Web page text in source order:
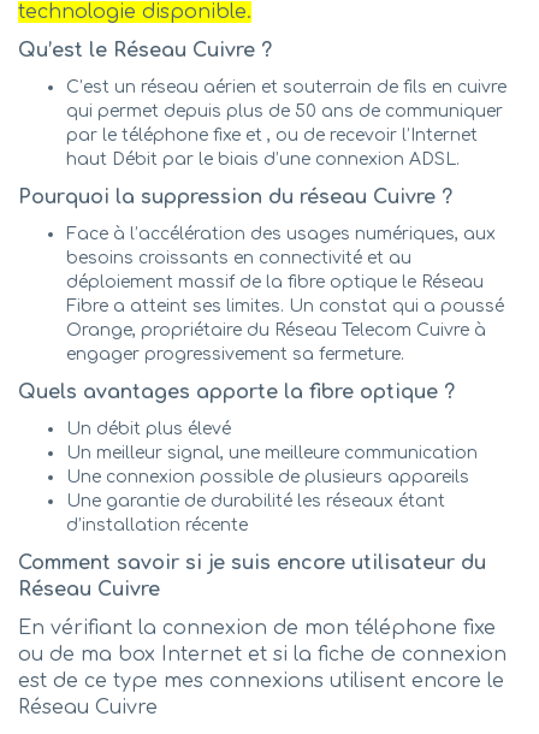
technologie disponible.
Qu’est le Réseau Cuivre ?
C’est un réseau aérien et souterrain de fils en cuivre
qui permet depuis plus de 50 ans de communiquer
par le téléphone fixe et , ou de recevoir l’Internet
haut Débit par le biais d’une connexion ADSL.
Pourquoi la suppression du réseau Cuivre ?
Face à l’accélération des usages numériques, aux
besoins croissants en connectivité et au
déploiement massif de la fibre optique le Réseau
Fibre a atteint ses limites. Un constat qui a poussé
Orange, propriétaire du Réseau Telecom Cuivre à
engager progressivement sa fermeture.
Quels avantages apporte la fibre optique ?
Un débit plus élevé
Un meilleur signal, une meilleure communication
Une connexion possible de plusieurs appareils
Une garantie de durabilité les réseaux étant
d’installation récente
Comment savoir si je suis encore utilisateur du
Réseau Cuivre
En vérifiant la connexion de mon téléphone fixe
ou de ma box Internet et si la fiche de connexion
est de ce type mes connexions utilisent encore le
Réseau Cuivre